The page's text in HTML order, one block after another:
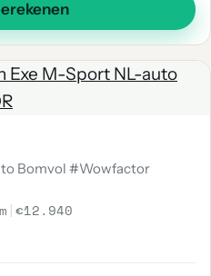
Bomvol #Wowfactor
|€12.940